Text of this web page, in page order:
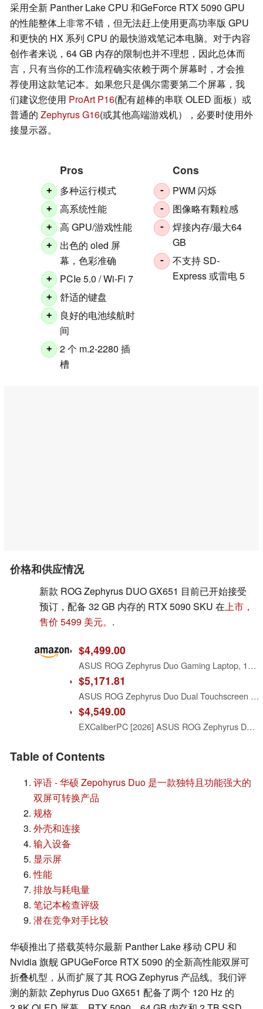
采用全新 Panther Lake CPU 和GeForce RTX 5090 GPU
的性能整体上非常不错，但无法赶上使用更高功率版 GPU
和更快的 HX 系列 CPU 的最快游戏笔记本电脑。对于内容
创作者来说，64 GB 内存的限制也并不理想，因此总体而
言，只有当你的工作流程确实依赖于两个屏幕时，才会推
荐使用这款笔记本。如果您只是偶尔需要第二个屏幕，我
们建议您使用 ProArt P16(配有超棒的串联 OLED 面板）或
普通的 Zephyrus G16(或其他高端游戏机），必要时使用外
接显示器。
Pros
+ 多种运行模式
+ 高系统性能
+ 高 GPU/游戏性能
+
出色的 oled 屏
幕，色彩准确
+ PCIe 5.0 / Wi-Fi 7
+ 舒适的键盘
+
良好的电池续航时
间
+
2 个 m.2-2280 插
槽
Cons
- PWM 闪烁
- 图像略有颗粒感
-
焊接内存/最大64
GB
-
不支持 SD-
Express 或雷电 5
价格和供应情况
新款 ROG Zephyrus DUO GX651 目前已开始接受
预订，配备 32 GB 内存的 RTX 5090 SKU 在上市，
售价 5499 美元。 .
$4,499.00
ASUS ROG Zephyrus Duo Gaming Laptop, 16” OLED ROG Nebula HDR 16:10 3K 120Hz/0.2ms, the Intel Core Ultra 9 386H Processor, NVIDIA GeForce RTX 5070Ti Laptop GPU, 32GB LPDDR5X, 1TB PCIe 4.0 NVMe M.2 SSD
$5,171.81
ASUS ROG Zephyrus Duo Dual Touchscreen Detachable 16" 3K OLED ROG Nebula HDR 120Hz Copilot+ PC Gaming Notebook Intel Core Ultra 9 386H 32GB RAM 1TB SSD NVIDIA GeForce RTX 5090 Stellar Grey
$4,549.00
EXCaliberPC [2026] ASUS ROG Zephyrus Duo GX651AR-DB96 (Intel Ultra 9 386H, 32GB RAM, 1TB NVMe SSD, NVIDIA GeForce RTX 5070Ti, 16" 120Hz OLED Touch, Windows 11) Gaming Laptop
Table of Contents
评语 - 华硕 Zepohyrus Duo 是一款独特且功能强大的
双屏可转换产品
规格
外壳和连接
输入设备
显示屏
性能
排放与耗电量
笔记本检查评级
潜在竞争对手比较
华硕推出了搭载英特尔最新 Panther Lake 移动 CPU 和
Nvidia 旗舰 GPUGeForce RTX 5090 的全新高性能双屏可
折叠机型，从而扩展了其 ROG Zephyrus 产品线。我们评
测的新款 Zephyrus Duo GX651 配备了两个 120 Hz 的